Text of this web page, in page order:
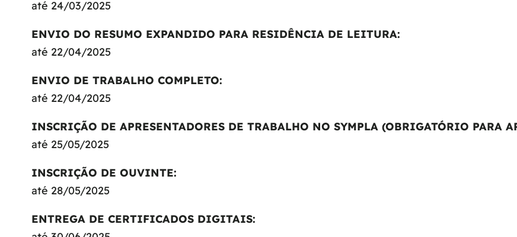
até 24/03/2025
ENVIO DO RESUMO EXPANDIDO PARA RESIDÊNCIA DE LEITURA:
até 22/04/2025
ENVIO DE TRABALHO COMPLETO:
até 22/04/2025
INSCRIÇÃO DE APRESENTADORES DE TRABALHO NO SYMPLA (OBRIGATÓRIO PARA
até 25/05/2025
INSCRIÇÃO DE OUVINTE:
até 28/05/2025
ENTREGA DE CERTIFICADOS DIGITAIS: